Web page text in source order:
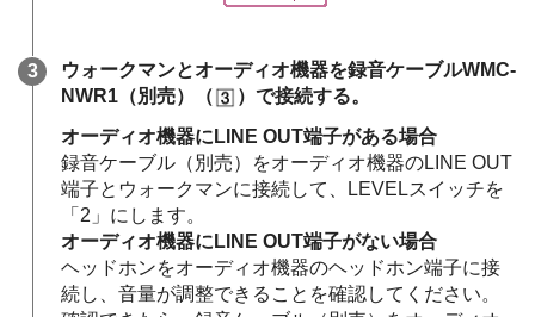
ウォークマンとオーディオ機器を録音ケーブルWMC-
NWR1（別売）（
）で接続する。
オーディオ機器にLINE OUT端子がある場合
録音ケーブル（別売）をオーディオ機器のLINE OUT
端子とウォークマンに接続して、LEVELスイッチを
「2」にします。
オーディオ機器にLINE OUT端子がない場合
ヘッドホンをオーディオ機器のヘッドホン端子に接
続し、音量が調整できることを確認してください。